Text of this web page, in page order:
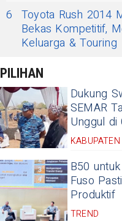
6 Toyota Rush 2014
Bekas Kompetitif,
Keluarga & Touring
PILIHAN
Dukung
SEMAR
Unggul di
B50
Fuso
Produktif
TREND